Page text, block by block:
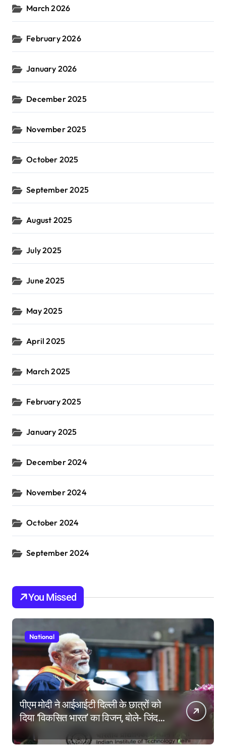
March 2026
February 2026
January 2026
December 2025
November 2025
October 2025
September 2025
August 2025
July 2025
June 2025
May 2025
April 2025
March 2025
February 2025
January 2025
December 2024
November 2024
October 2024
September 2024
You Missed
National
पीएम मोदी ने आईआईटी दिल्ली के छात्रों को
दिया ‘विकसित भारत’ का विजन, बोले- जिंदगी
की परीक्षा में सब कुछ आउट ऑफ सिलेबस
होता है